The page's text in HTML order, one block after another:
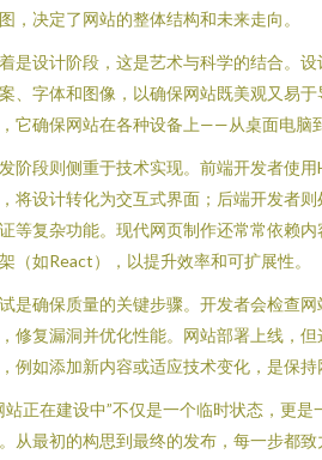
，决定了网站的整体结构和未来走向。
是设计阶段，这是艺术与科学的结合。
、字体和图像，以确保网站既美观又易
它确保网站在各种设备上——从桌面电
阶段则侧重于技术实现。前端开发者使
将设计转化为交互式界面；后端开发者
等复杂功能。现代网页制作还常常依赖
（如React），以提升效率和可扩展性。
是确保质量的关键步骤。开发者会检查
修复漏洞并优化性能。网站部署上线，
例如添加新内容或适应技术变化，是保持
站正在建设中”不仅是一个临时状态，更
从最初的构思到最终的发布，每一步都